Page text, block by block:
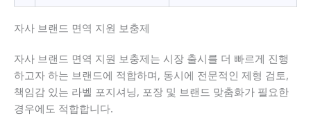
자사 브랜드 면역 지원 보충제
자사 브랜드 면역 지원 보충제는 시장 출시를 더 빠르게 진행
하고자 하는 브랜드에 적합하며, 동시에 전문적인 제형 검토,
책임감 있는 라벨 포지셔닝, 포장 및 브랜드 맞춤화가 필요한
경우에도 적합합니다.